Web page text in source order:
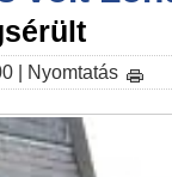
| Nyomtatás